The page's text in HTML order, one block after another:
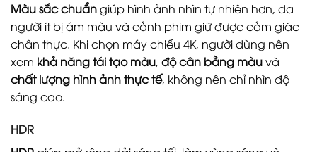
Màu sắc chuẩngiúp hình ảnh nhìn tự nhiên hơn, da
người ít bị ám màu và cảnh phim giữ được cảm giác
chân thực. Khi chọn máy chiếu 4K, người dùng nên
xem khả năng tái tạo màu, độ cân bằng màuvà
chất lượng hình ảnh thực tế, không nên chỉ nhìn độ
sáng cao.
HDR